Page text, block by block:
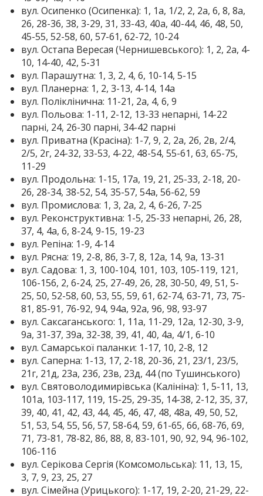
вул. Осипенко (Осипенка): 1, 1а, 1/2, 2, 2а, 6, 8, 8а,
26, 28-36, 38, 3-29, 31, 33-43, 40а, 40-44, 46, 48, 50,
45-55, 52-58, 60, 57-61, 62-72, 10-24
вул. Остапа Вересая (Чернишевського): 1, 2, 2а, 4-
10, 14-40, 42, 5-31
вул. Парашутна: 1, 3, 2, 4, 6, 10-14, 5-15
вул. Планерна: 1, 2, 3-13, 4-14, 14а
вул. Поліклінична: 11-21, 2а, 4, 6, 9
вул. Польова: 1-11, 2-12, 13-33 непарні, 14-22
парні, 24, 26-30 парні, 34-42 парні
вул. Приватна (Красіна): 1-7, 9, 2, 2а, 2б, 2в, 2/4,
2/5, 2г, 24-32, 33-53, 4-22, 48-54, 55-61, 63, 65-75,
11-29
вул. Продольна: 1-15, 17а, 19, 21, 25-33, 2-18, 20-
26, 28-34, 38-52, 54, 35-57, 54а, 56-62, 59
вул. Промислова: 1, 3, 2а, 2, 4, 6-26, 7-25
вул. Реконструктивна: 1-5, 25-33 непарні, 26, 28,
37, 4, 4а, 6, 8-24, 9-15, 19-23
вул. Репіна: 1-9, 4-14
вул. Рясна: 19, 2-8, 8б, 3-7, 8, 12а, 14, 9а, 13-31
вул. Садова: 1, 3, 100-104, 101, 103, 105-119, 121,
106-156, 2, 6-24, 25, 27-49, 26, 28, 30-50, 49, 51, 5-
25, 50, 52-58, 60, 53, 55, 59, 61, 62-74, 63-71, 73, 75-
81, 85-91, 76-92, 94, 94а, 92а, 96, 98, 93-97
вул. Саксаганського: 1, 11а, 11-29, 12а, 12-30, 3-9,
9а, 31-37, 39а, 32-38, 39, 41, 40, 4а, 4/1, 6-10
вул. Самарської паланки: 1-17, 10, 2-8, 12
вул. Саперна: 1-13, 17, 2-18, 20-36, 21, 23/1, 23/5,
21г, 21д, 23а, 23б, 23в, 23д, 44 (по Тушинського)
вул. Святоволодимирівська (Калініна): 1, 5-11, 13,
101а, 103-117, 119, 15-25, 29-35, 14-38, 2-12, 35, 37,
39, 40, 41, 42, 43, 44, 45, 46, 47, 48, 48а, 49, 50, 52,
51, 53, 54, 55, 56, 57, 58-64, 59, 61-65, 66, 68-76, 69,
71, 73-81, 78-82, 86, 88, 8, 83-101, 90, 92, 94, 96-102,
106-116
вул. Серікова Сергія (Комсомольська): 11, 13, 15,
3, 7, 9, 23, 25, 27
вул. Сімейна (Урицького): 1-17, 19, 2-20, 21-29, 22-